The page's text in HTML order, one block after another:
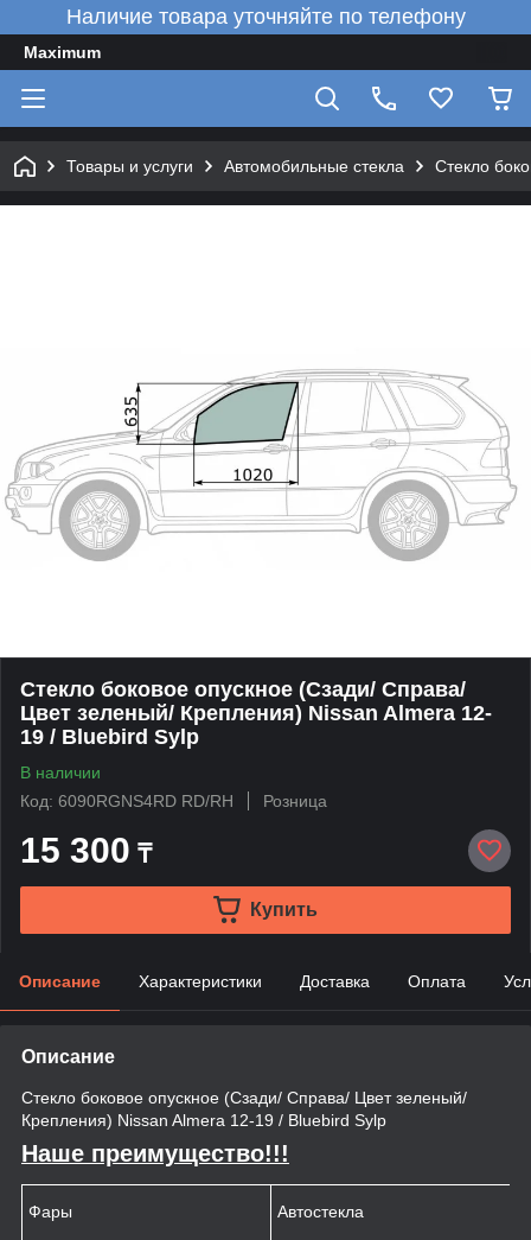
Наличие товара уточняйте по телефону
Maximum
Товары и услуги Автомобильные стекла Стекло
Стекло боковое опускное (Сзади/ Справа/
Цвет зеленый/ Крепления) Nissan Almera 12-
19 / Bluebird Sylp
В наличии
Код: 6090RGNS4RD RD/RH
Розница
15 300 ₸
Купить
Описание Характеристики Доставка Оплата
Описание
Стекло боковое опускное (Сзади/ Справа/ Цвет зеленый/
Крепления) Nissan Almera 12-19 / Bluebird Sylp
Наше преимущество!!!
Фары Автостекла